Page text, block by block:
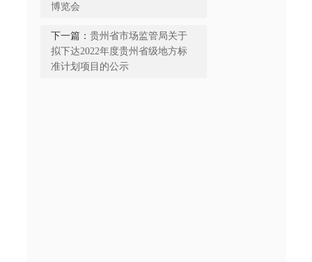
博览会
下一篇： 贵州省市场监管局关于
拟下达2022年度贵州省级地方标
准计划项目的公示